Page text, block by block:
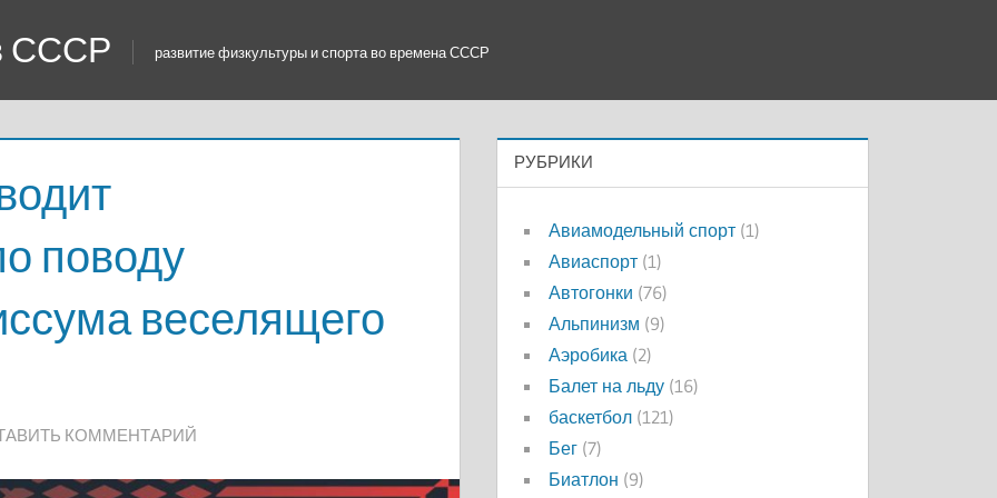
СССР развитие физкультуры и спорта во времена СССР
поводу
веселящего
КОММЕНТАРИЙ
РУБРИКИ
Авиамодельный спорт (1)
Авиаспорт (1)
Автогонки (76)
Альпинизм (9)
Аэробика (2)
Балет на льду (16)
баскетбол (121)
Бег (7)
Биатлон (9)